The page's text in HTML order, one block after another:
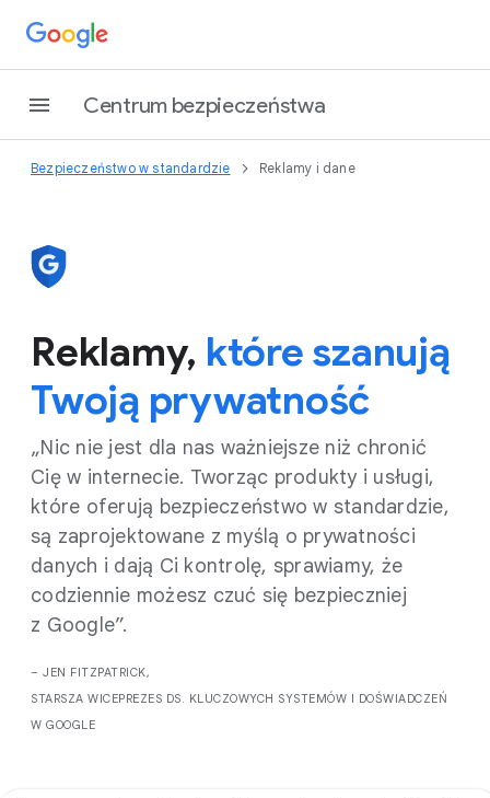
Centrum bezpieczeństwa
Bezpieczeństwo w standardzie Reklamy i dane
Reklamy, które szanują
Twoją prywatność
„Nic nie jest dla nas ważniejsze niż chronić
Cię w internecie. Tworząc produkty i usługi,
które oferują bezpieczeństwo w standardzie,
są zaprojektowane z myślą o prywatności
danych i dają Ci kontrolę, sprawiamy, że
codziennie możesz czuć się bezpieczniej
z Google”.
– JEN FITZPATRICK,
STARSZA WICEPREZES DS. KLUCZOWYCH SYSTEMÓW I DOŚWIADCZEŃ
W GOOGLE